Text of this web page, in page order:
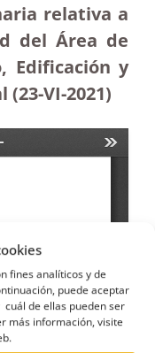
fines analíticos y de
puede aceptar
de ellas pueden ser
más información, visite
relativa a
del Área de
Edificación y
VI-2021)